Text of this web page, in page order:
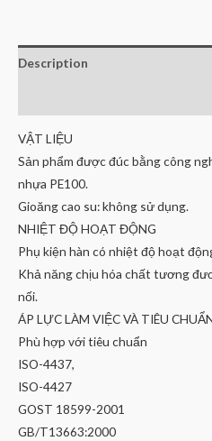
Description
VẬT LIỆU
Sản phẩm được đúc bằng công
nhựa PE100.
Gioăng cao su: không sử dụng.
NHIỆT ĐỘ HOẠT ĐỘNG
Phụ kiện hàn có nhiệt độ hoạt
Khả năng chịu hóa chất tương
nối.
ÁP LỰC LÀM VIỆC VÀ TIÊU
Phù hợp với tiêu chuẩn
ISO-4437,
ISO-4427
GOST 18599-2001
GB/T13663:2000